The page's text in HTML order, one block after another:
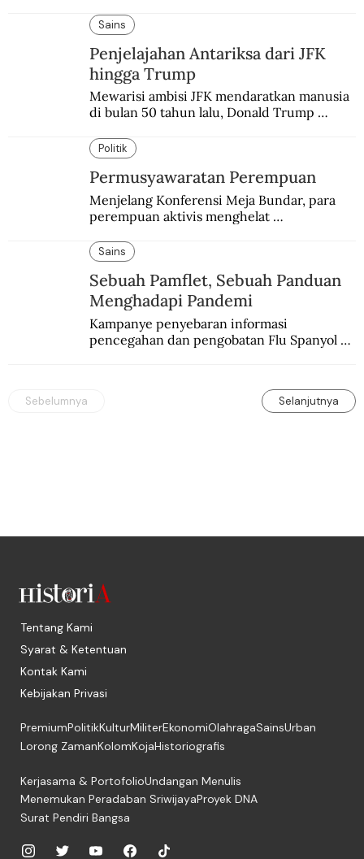
Sains
Penjelajahan Antariksa dari JFK
hingga Trump
Mewarisi ambisi JFK mendaratkan manusia
di bulan 50 tahun lalu, Donald Trump
Politik
Permusyawaratan Perempuan
Menjelang Konferensi Meja Bundar, para
perempuan aktivis menghelat
delegasi Indonesia di KMB.
Sains
Sebuah Pamflet, Sebuah Panduan
Menghadapi Pandemi
Kampanye penyebaran informasi
pencegahan dan pengobatan Flu Spanyol di
Sebelumnya Selanjutnya
Tentang Kami
Syarat & Ketentuan
Kontak Kami
Kebijakan Privasi
PremiumPolitikKulturMiliterEkonomiOlahragaSainsUrban
Lorong ZamanKolomKojaHistoriografis
Kerjasama & PortofolioUndangan Menulis
Menemukan Peradaban SriwijayaProyek DNA
Surat Pendiri Bangsa